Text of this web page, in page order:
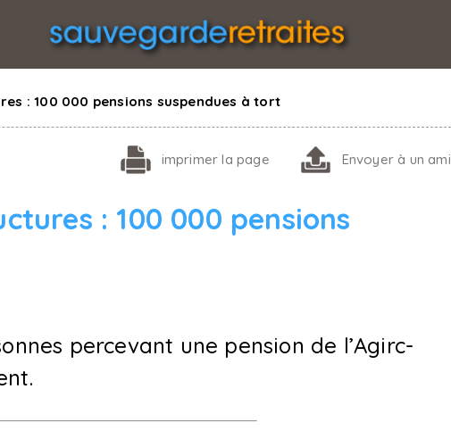
: 100 000 pensions suspendues à tort
imprimer la page Envoyer à un ami
: 100 000 pensions
percevant une pension de l’Agirc-